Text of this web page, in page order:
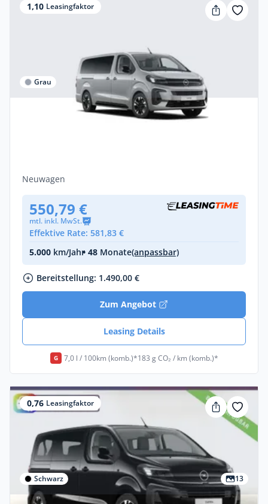
1,10 Leasingfaktor
Grau
Neuwagen
550,79 €
mtl. inkl. MwSt.
Effektive Rate: 581,83 €
5.000 km/Jahr• 48 Monate(anpassbar)
Bereitstellung: 1.490,00 €
Zum Angebot
Leasing Details
G 7,0 l / 100km (komb.)*183 g CO₂ / km (komb.)*
0,76 Leasingfaktor
Schwarz 13